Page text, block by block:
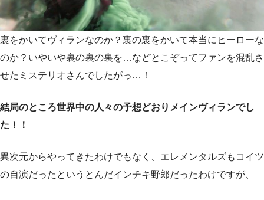
裏をかいてヴィランなのか？裏の裏をかいて本当にヒーローな
のか？いやいや裏の裏の裏を…などとこぞってファンを混乱さ
せたミステリオさんでしたがっ…！
結局のところ世界中の人々の予想どおりメインヴィランでし
た！！
異次元からやってきたわけでもなく、エレメンタルズもコイツ
の自演だったというとんだインチキ野郎だったわけですが、